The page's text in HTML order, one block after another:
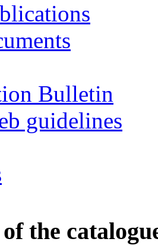
Bulletin
guidelines
the